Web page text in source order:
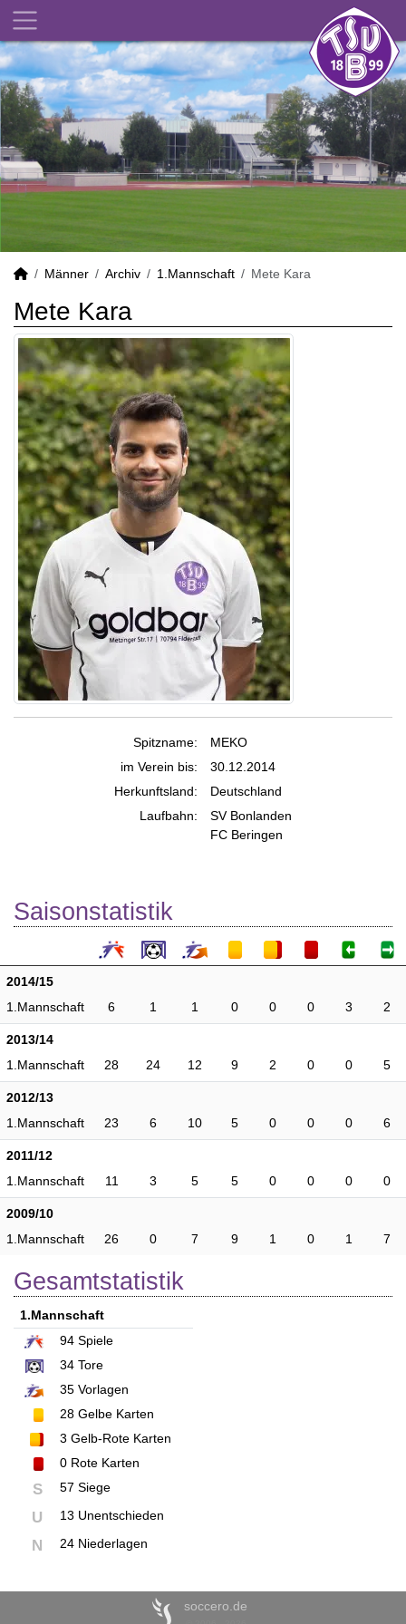
Männer Archiv 1.Mannschaft Mete Kara
Mete Kara
Spitzname:
MEKO
im Verein bis:
30.12.2014
Herkunftsland:
Deutschland
Laufbahn:
SV Bonlanden
FC Beringen
Saisonstatistik
2014/15
1.Mannschaft
6 1 1 0 0 0 3 2
2013/14
1.Mannschaft
28 24 12 9 2 0 0 5
2012/13
1.Mannschaft
23 6 10 5 0 0 0 6
2011/12
1.Mannschaft
11 3 5 5 0 0 0 0
2009/10
1.Mannschaft
26 0 7 9 1 0 1 7
Gesamtstatistik
1.Mannschaft
94 Spiele
34 Tore
35 Vorlagen
28 Gelbe Karten
3 Gelb-Rote Karten
0 Rote Karten
S 57 Siege
U 13 Unentschieden
N 24 Niederlagen
soccero.de